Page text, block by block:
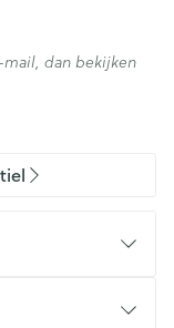
dan bekijken